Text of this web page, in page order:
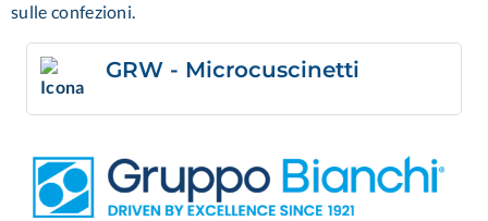
sulle confezioni.
GRW - Microcuscinetti